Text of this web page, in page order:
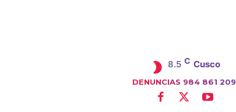
8.5 C Cusco
DENUNCIAS 984 861 209